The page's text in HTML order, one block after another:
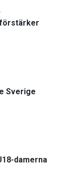
Sverige
damerna